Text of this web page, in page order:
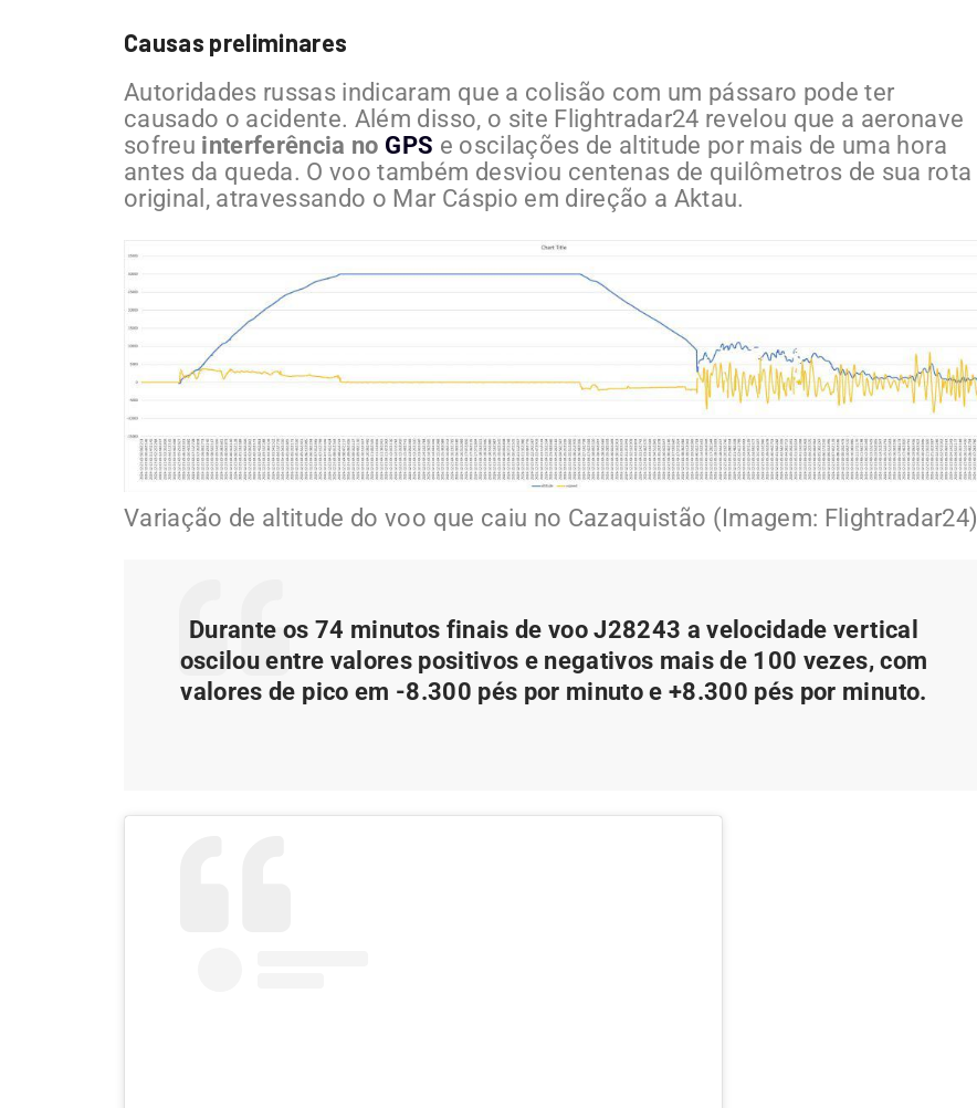
Causas preliminares
Autoridades russas indicaram que a colisão com um pássaro pode ter
causado o acidente. Além disso, o site Flightradar24 revelou que a aeronave
sofreu interferência no GPS e oscilações de altitude por mais de uma hora
antes da queda. O voo também desviou centenas de quilômetros de sua rota
original, atravessando o Mar Cáspio em direção a Aktau.
Variação de altitude do voo que caiu no Cazaquistão (Imagem: Flightradar24)
Durante os 74 minutos finais de voo J28243 a velocidade vertical
oscilou entre valores positivos e negativos mais de 100 vezes, com
valores de pico em -8.300 pés por minuto e +8.300 pés por minuto.